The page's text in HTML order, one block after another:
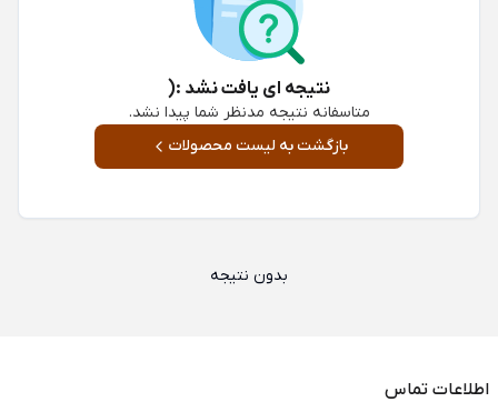
نتیجه ای یافت نشد :(
متاسفانه نتیجه مدنظر شما پیدا نشد.
بازگشت به لیست محصولات
بدون نتیجه
اطلاعات تماس